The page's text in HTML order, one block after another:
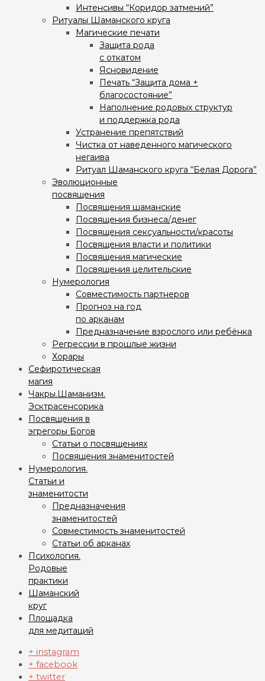
Интенсивы “Коридор затмений”
Ритуалы Шаманского круга
Магические печати
Защита рода
с откатом
Ясновидение
Печать “Защита дома +
благосостояние”
Наполнение родовых структур
и поддержка рода
Устранение препятствий
Чистка от наведенного магического
негаива
Ритуал Шаманского круга “Белая Дорога”
Эволюционные
посвящения
Посвящения шаманские
Посвящения бизнеса/денег
Посвящения сексуальности/красоты
Посвящения власти и политики
Посвящения магические
Посвящения целительские
Нумерология
Совместимость партнеров
Прогноз на год
по арканам
Предназначение взрослого или ребёнка
Регрессии в прошлые жизни
Хорары
Сефиротическая
магия
Чакры.Шаманизм.
Эсктрасенсорика
Посвящения в
эгрегоры Богов
Статьи о посвящениях
Посвящения знаменитостей
Нумерология.
Статьи и
знаменитости
Предназначения
знаменитостей
Совместимость знаменитостей
Статьи об арканах
Психология.
Родовые
практики
Шаманский
круг
Площадка
для медитаций
+ instagram
+ facebook
+ twitter